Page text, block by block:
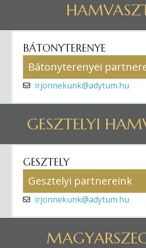
BÁTONYTERENYE
Bátonyterenyei
irjonnekunk@adytum.hu
GESZTELYI
GESZTELY
Gesztelyi partnereink
irjonnekunk@adytum.hu